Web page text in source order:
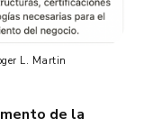
L. Martin
de la